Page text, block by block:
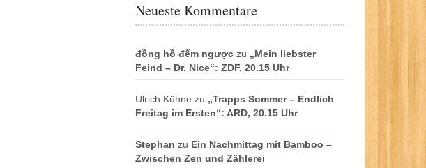
Neueste Kommentare
đồng hồ đếm ngược zu „Mein liebster
Feind – Dr. Nice“: ZDF, 20.15 Uhr
Ulrich Kühne zu „Trapps Sommer – Endlich
Freitag im Ersten“: ARD, 20.15 Uhr
Stephan zu Ein Nachmittag mit Bamboo –
Zwischen Zen und Zählerei